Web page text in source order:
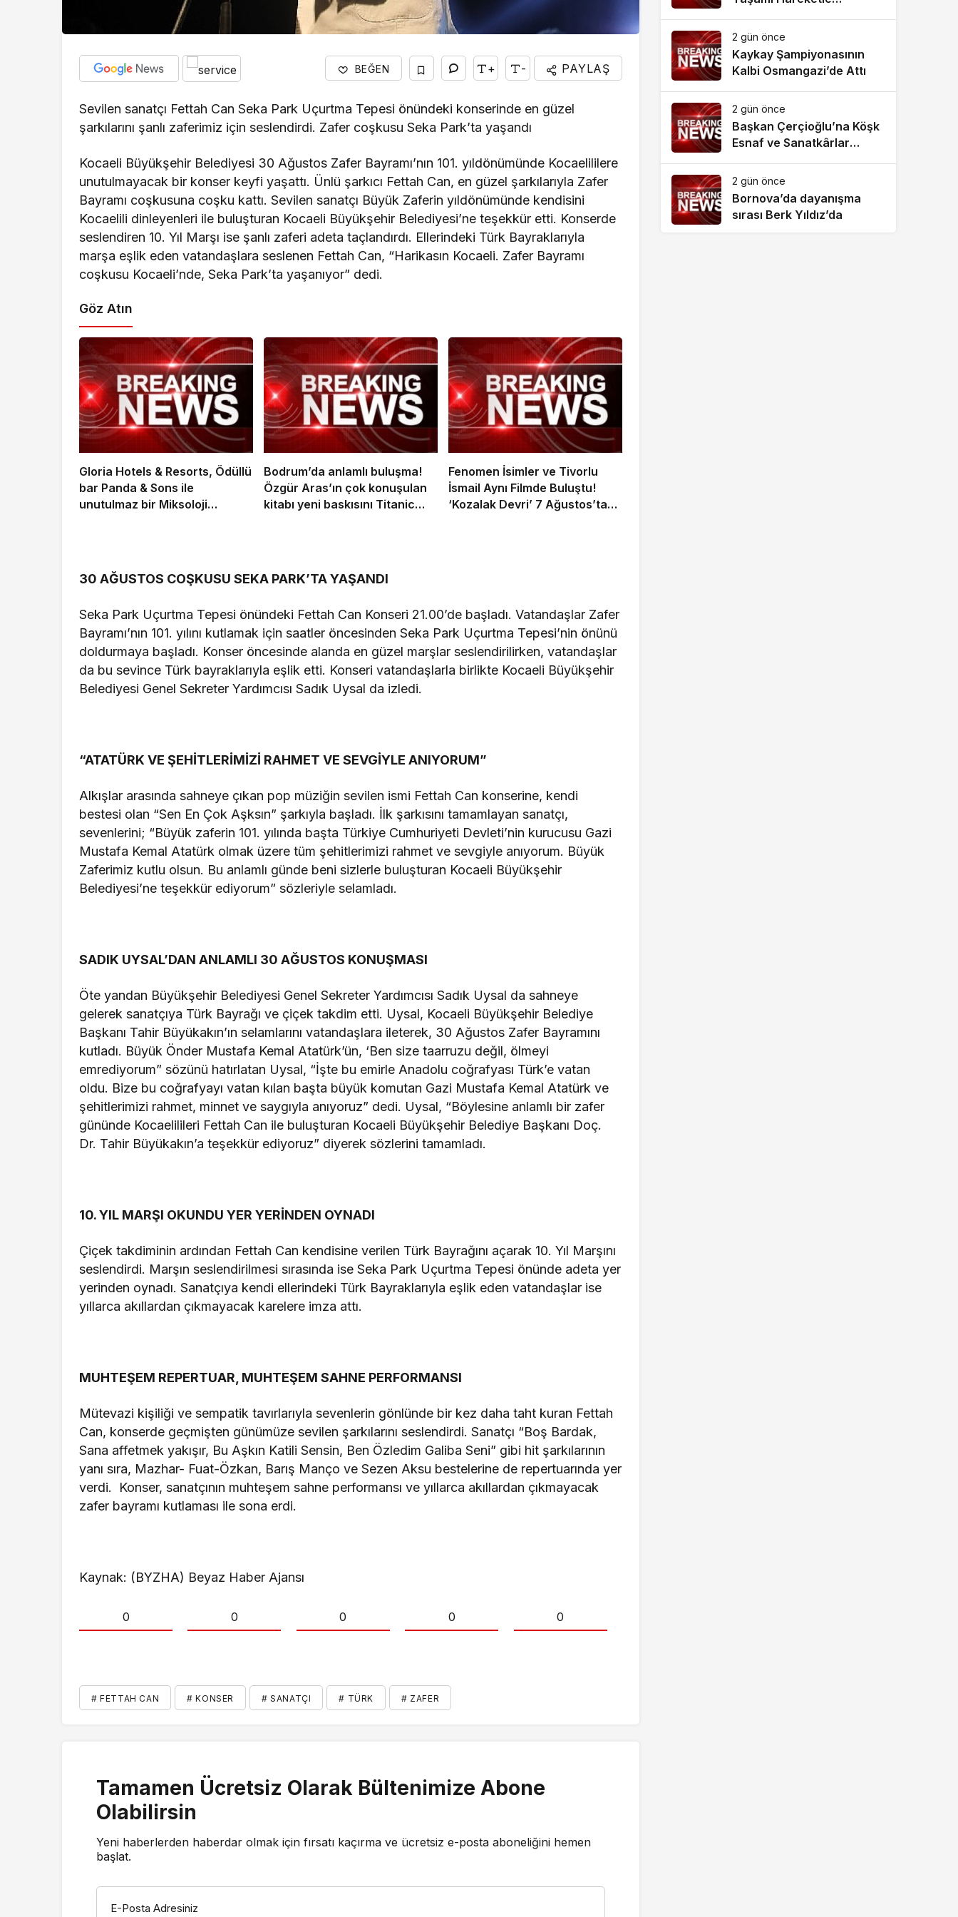
BEĞEN + - PAYLAŞ
Sevilen sanatçı Fettah Can Seka Park Uçurtma Tepesi önündeki konserinde en güzel
şarkılarını şanlı zaferimiz için seslendirdi. Zafer coşkusu Seka Park’ta yaşandı
Kocaeli Büyükşehir Belediyesi 30 Ağustos Zafer Bayramı’nın 101. yıldönümünde Kocaelililere
unutulmayacak bir konser keyfi yaşattı. Ünlü şarkıcı Fettah Can, en güzel şarkılarıyla Zafer
Bayramı coşkusuna coşku kattı. Sevilen sanatçı Büyük Zaferin yıldönümünde kendisini
Kocaelili dinleyenleri ile buluşturan Kocaeli Büyükşehir Belediyesi’ne teşekkür etti. Konserde
seslendiren 10. Yıl Marşı ise şanlı zaferi adeta taçlandırdı. Ellerindeki Türk Bayraklarıyla
marşa eşlik eden vatandaşlara seslenen Fettah Can, “Harikasın Kocaeli. Zafer Bayramı
coşkusu Kocaeli’nde, Seka Park’ta yaşanıyor” dedi.
Göz Atın
Gloria Hotels & Resorts, Ödüllü
bar Panda & Sons ile
unutulmaz bir Miksoloji
Bodrum’da anlamlı buluşma!
Özgür Aras’ın çok konuşulan
kitabı yeni baskısını Titanic
Fenomen İsimler ve Tivorlu
İsmail Aynı Filmde Buluştu!
‘Kozalak Devri’ 7 Ağustos’ta
30 AĞUSTOS COŞKUSU SEKA PARK’TA YAŞANDI
Seka Park Uçurtma Tepesi önündeki Fettah Can Konseri 21.00’de başladı. Vatandaşlar Zafer
Bayramı’nın 101. yılını kutlamak için saatler öncesinden Seka Park Uçurtma Tepesi’nin önünü
doldurmaya başladı. Konser öncesinde alanda en güzel marşlar seslendirilirken, vatandaşlar
da bu sevince Türk bayraklarıyla eşlik etti. Konseri vatandaşlarla birlikte Kocaeli Büyükşehir
Belediyesi Genel Sekreter Yardımcısı Sadık Uysal da izledi.
“ATATÜRK VE ŞEHİTLERİMİZİ RAHMET VE SEVGİYLE ANIYORUM”
Alkışlar arasında sahneye çıkan pop müziğin sevilen ismi Fettah Can konserine, kendi
bestesi olan “Sen En Çok Aşksın” şarkıyla başladı. İlk şarkısını tamamlayan sanatçı,
sevenlerini; “Büyük zaferin 101. yılında başta Türkiye Cumhuriyeti Devleti’nin kurucusu Gazi
Mustafa Kemal Atatürk olmak üzere tüm şehitlerimizi rahmet ve sevgiyle anıyorum. Büyük
Zaferimiz kutlu olsun. Bu anlamlı günde beni sizlerle buluşturan Kocaeli Büyükşehir
Belediyesi’ne teşekkür ediyorum” sözleriyle selamladı.
SADIK UYSAL’DAN ANLAMLI 30 AĞUSTOS KONUŞMASI
Öte yandan Büyükşehir Belediyesi Genel Sekreter Yardımcısı Sadık Uysal da sahneye
gelerek sanatçıya Türk Bayrağı ve çiçek takdim etti. Uysal, Kocaeli Büyükşehir Belediye
Başkanı Tahir Büyükakın’ın selamlarını vatandaşlara ileterek, 30 Ağustos Zafer Bayramını
kutladı. Büyük Önder Mustafa Kemal Atatürk’ün, ‘Ben size taarruzu değil, ölmeyi
emrediyorum” sözünü hatırlatan Uysal, “İşte bu emirle Anadolu coğrafyası Türk’e vatan
oldu. Bize bu coğrafyayı vatan kılan başta büyük komutan Gazi Mustafa Kemal Atatürk ve
şehitlerimizi rahmet, minnet ve saygıyla anıyoruz” dedi. Uysal, “Böylesine anlamlı bir zafer
gününde Kocaelilileri Fettah Can ile buluşturan Kocaeli Büyükşehir Belediye Başkanı Doç.
Dr. Tahir Büyükakın’a teşekkür ediyoruz” diyerek sözlerini tamamladı.
10. YIL MARŞI OKUNDU YER YERİNDEN OYNADI
Çiçek takdiminin ardından Fettah Can kendisine verilen Türk Bayrağını açarak 10. Yıl Marşını
seslendirdi. Marşın seslendirilmesi sırasında ise Seka Park Uçurtma Tepesi önünde adeta yer
yerinden oynadı. Sanatçıya kendi ellerindeki Türk Bayraklarıyla eşlik eden vatandaşlar ise
yıllarca akıllardan çıkmayacak karelere imza attı.
MUHTEŞEM REPERTUAR, MUHTEŞEM SAHNE PERFORMANSI
Mütevazi kişiliği ve sempatik tavırlarıyla sevenlerin gönlünde bir kez daha taht kuran Fettah
Can, konserde geçmişten günümüze sevilen şarkılarını seslendirdi. Sanatçı “Boş Bardak,
Sana affetmek yakışır, Bu Aşkın Katili Sensin, Ben Özledim Galiba Seni” gibi hit şarkılarının
yanı sıra, Mazhar- Fuat-Özkan, Barış Manço ve Sezen Aksu bestelerine de repertuarında yer
verdi. Konser, sanatçının muhteşem sahne performansı ve yıllarca akıllardan çıkmayacak
zafer bayramı kutlaması ile sona erdi.
Kaynak: (BYZHA) Beyaz Haber Ajansı
0 0 0 0 0
# FETTAH CAN # KONSER # SANATÇI # TÜRK # ZAFER
Tamamen Ücretsiz Olarak Bültenimize Abone
Olabilirsin
Yeni haberlerden haberdar olmak için fırsatı kaçırma ve ücretsiz e-posta aboneliğini hemen
başlat.
E-Posta Adresiniz
2 gün önce
Kaykay Şampiyonasının
Kalbi Osmangazi’de Attı
2 gün önce
Başkan Çerçioğlu’na Köşk
Esnaf ve Sanatkârlar
2 gün önce
Bornova’da dayanışma
sırası Berk Yıldız’da